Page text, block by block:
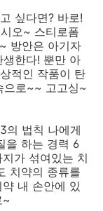
싶다면? 바로!
오~ 스티로폼
방안은 아기자
한다! 뿐만 아
적인 작품이 탄
으로~~ 고고싱~
의 법칙 나에게
을 하는 경력 6
가 섞여있는 치
치약의 종류를
내 손안에 있
~